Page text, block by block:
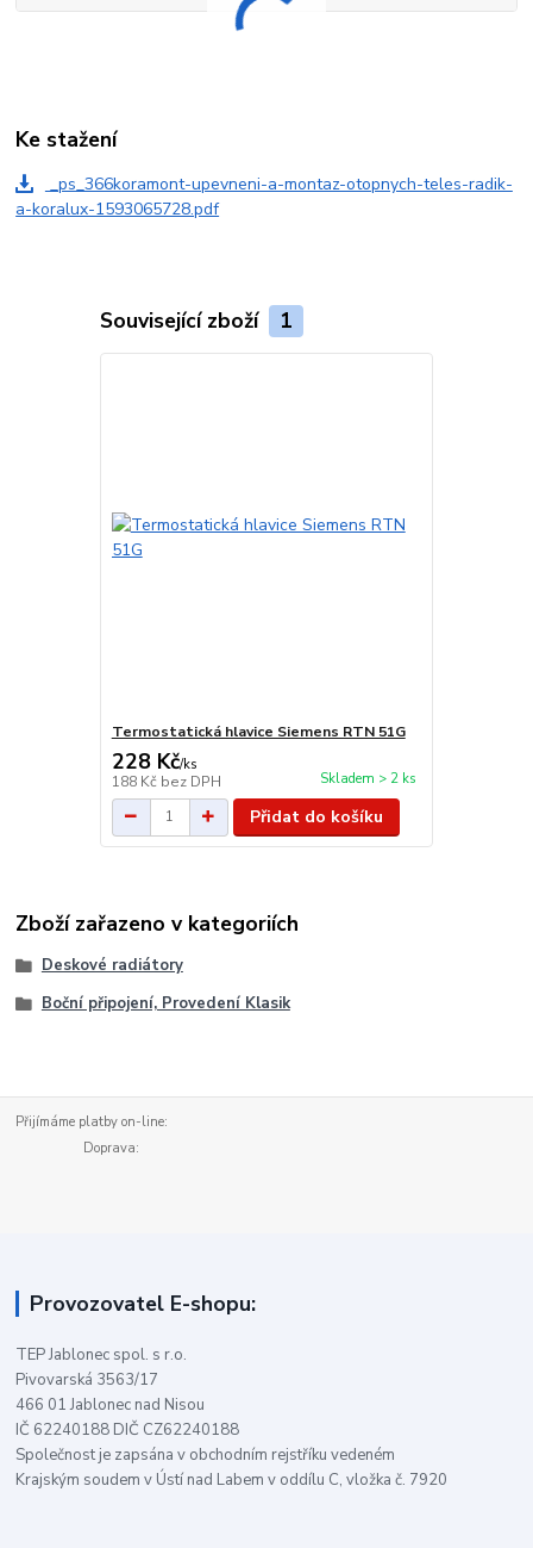
Ke stažení
_ps_366koramont-upevneni-a-montaz-otopnych-teles-radik-
a-koralux-1593065728.pdf
Související zboží 1
Termostatická hlavice Siemens RTN 51G
228 Kč/ks
188 Kč bez DPH Skladem > 2 ks
Přidat do košíku
Zboží zařazeno v kategoriích
Deskové radiátory
Boční připojení, Provedení Klasik
Přijímáme platby on-line:
Doprava:
Provozovatel E-shopu:
TEP Jablonec spol. s r.o.
Pivovarská 3563/17
466 01 Jablonec nad Nisou
IČ 62240188 DIČ CZ62240188
Společnost je zapsána v obchodním rejstříku vedeném
Krajským soudem v Ústí nad Labem v oddílu C, vložka č. 7920